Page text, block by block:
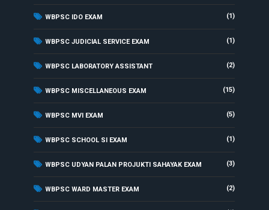
WBPSC IDO EXAM (1)
WBPSC JUDICIAL SERVICE EXAM (1)
WBPSC LABORATORY ASSISTANT (2)
WBPSC MISCELLANEOUS EXAM (15)
WBPSC MVI EXAM (5)
WBPSC SCHOOL SI EXAM (1)
WBPSC UDYAN PALAN PROJUKTI SAHAYAK EXAM (3)
WBPSC WARD MASTER EXAM (2)